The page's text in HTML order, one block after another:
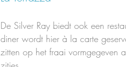
De Silver Ray biedt ook een
diner wordt hier à la carte
zitten op het fraai vormgegeven